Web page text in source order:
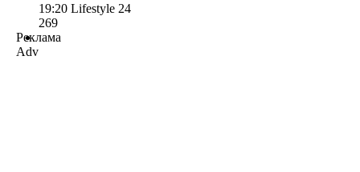
19:20 Lifestyle 24
269
Реклама
Adv